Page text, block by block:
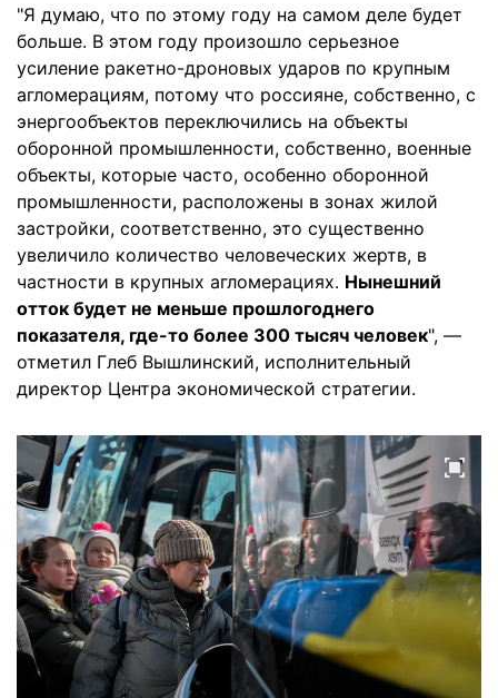
"Я думаю, что по этому году на самом деле будет
больше. В этом году произошло серьезное
усиление ракетно-дроновых ударов по крупным
агломерациям, потому что россияне, собственно, с
энергообъектов переключились на объекты
оборонной промышленности, собственно, военные
объекты, которые часто, особенно оборонной
промышленности, расположены в зонах жилой
застройки, соответственно, это существенно
увеличило количество человеческих жертв, в
частности в крупных агломерациях. Нынешний
отток будет не меньше прошлогоднего
показателя, где-то более 300 тысяч человек", —
отметил Глеб Вышлинский, исполнительный
директор Центра экономической стратегии.